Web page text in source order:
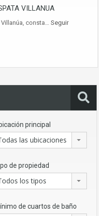
VILLANUA
consta… Seguir
principal
las ubicaciones
de propiedad
los tipos
de cuartos de baño